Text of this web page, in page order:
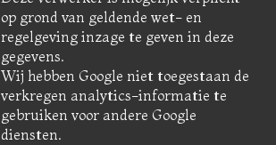
op grond van geldende wet- en
regelgeving inzage te geven in deze
gegevens.
Wij hebben Google niet toegestaan de
verkregen analytics-informatie te
gebruiken voor andere Google
diensten.